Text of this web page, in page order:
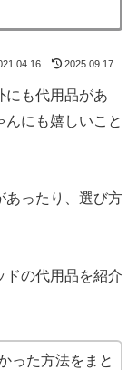
2025.09.17
にも代用品があ
んにも嬉しいこと
あったり、選び方
ドの代用品を紹介
った方法をまと